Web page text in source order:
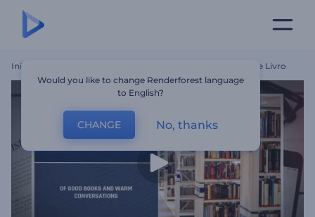
Início Abertura Para Evento De Lançamento De Livro
Would you like to change Renderforest language
to English?
CHANGE No, thanks